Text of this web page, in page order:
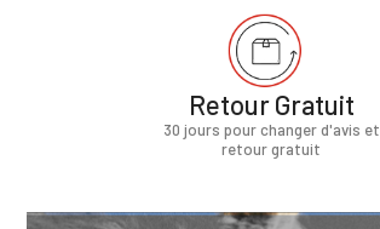
Retour Gratuit
30 jours pour changer d'avis et
retour gratuit